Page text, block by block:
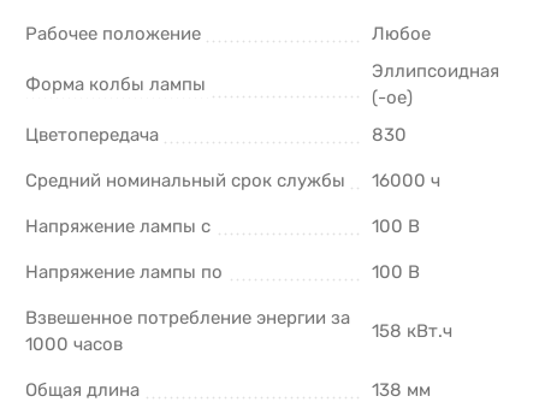
Рабочее положение Любое
Форма колбы лампы
Эллипсоидная
(-ое)
Цветопередача
830
Средний номинальный срок службы 16000 ч
Напряжение лампы с 100 В
Напряжение лампы по 100 В
Взвешенное потребление энергии за
1000 часов
158 кВт.ч
Общая длина 138 мм